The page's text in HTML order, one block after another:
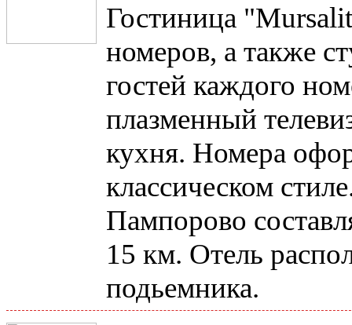
Гостиница
номеров, a также
гостей каждого
плазменный
кухня. Номера
классическом
Пампорово
15 км. Отель
подьемника.